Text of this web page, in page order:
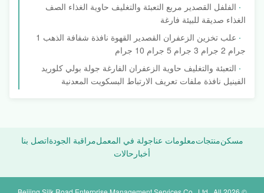
الفلفل القصدير مربع التعبئة والتغليف حاوية الغذاء الصف
الغذاء صديقة للبيئة فارغة
علب تخزين الزعفران القصدير القهوة نافذة شفافة الذهب 1
جرام 2 جرام 3 جرام 5 جرام 10 جرام
التعبئة والتغليف حاوية الزعفران الفارغة جولة بولي كلوريد
الفينيل نافذة ملفات تعريف الارتباط البسكويت المعدنية
مسكنمنتجاتمعلومات عناجولة في المعملمراقبة الجودةاتصل بنا
أخبار حالات